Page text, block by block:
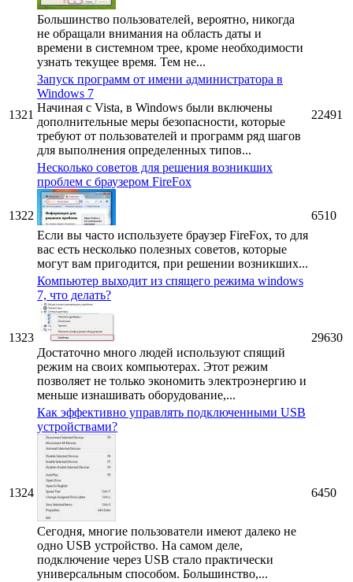
Большинство пользователей, вероятно, никогда
не обращали внимания на область даты и
времени в системном трее, кроме необходимости
узнать текущее время. Тем не...
1321
Запуск программ от имени администратора в
Windows 7
Начиная с Vista, в Windows были включены
дополнительные меры безопасности, которые
требуют от пользователей и программ ряд шагов
для выполнения определенных типов...
22491
1322
Несколько советов для решения возникших
проблем с браузером FireFox
Если вы часто используете браузер FireFox, то для
вас есть несколько полезных советов, которые
могут вам пригодится, при решении возникших...
6510
1323
Компьютер выходит из спящего режима windows
7, что делать?
Достаточно много людей используют спящий
режим на своих компьютерах. Этот режим
позволяет не только экономить электроэнергию и
меньше изнашивать оборудование,...
29630
1324
Как эффективно управлять подключенными USB
устройствами?
Сегодня, многие пользователи имеют далеко не
одно USB устройство. На самом деле,
подключение через USB стало практически
универсальным способом. Большинство,...
6450